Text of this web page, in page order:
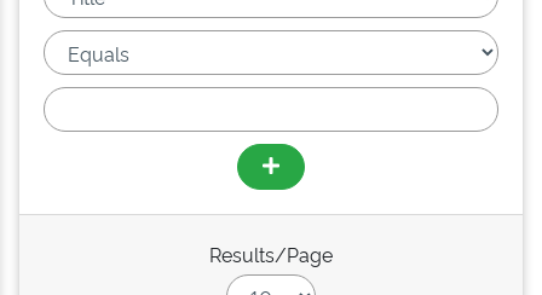
Results/Page